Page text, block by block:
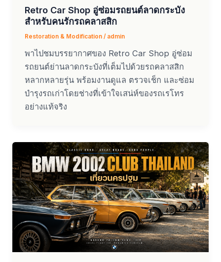
Retro Car Shop อู่ซ่อมรถยนต์ลาดกระบัง
สำหรับคนรักรถคลาสสิก
Restoration & Modification/ admin
พาไปชมบรรยากาศของ Retro Car Shop อู่ซ่อม
รถยนต์ย่านลาดกระบังที่เต็มไปด้วยรถคลาสสิก
หลากหลายรุ่น พร้อมงานดูแล ตรวจเช็ก และซ่อม
บำรุงรถเก่าโดยช่างที่เข้าใจเสน่ห์ของรถเรโทร
อย่างแท้จริง